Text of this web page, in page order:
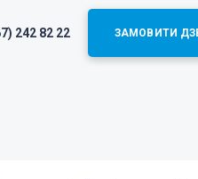
242 82 22 ЗАМОВИТИ